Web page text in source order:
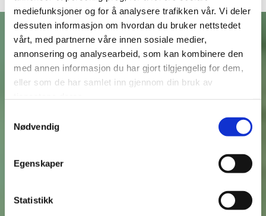
mediefunksjoner og for å analysere trafikken vår. Vi deler
dessuten informasjon om hvordan du bruker nettstedet
vårt, med partnerne våre innen sosiale medier,
annonsering og analysearbeid, som kan kombinere den
med annen informasjon du har gjort tilgjengelig for dem,
eller som de har samlet inn gjennom din bruk av
Nødvendig
Egenskaper
Statistikk
Vi gir deg
Vi har et stort nettverk, og bidra med råd og